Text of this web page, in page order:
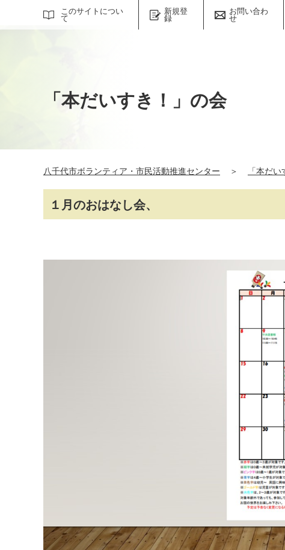
このサイトについ
て
新規登
録
お問い合わ
せ
サイト内検索
「本だいすき！」の会
八千代市ボランティア・市民活動推進センター ＞ 「本だ
１月のおはなし会、